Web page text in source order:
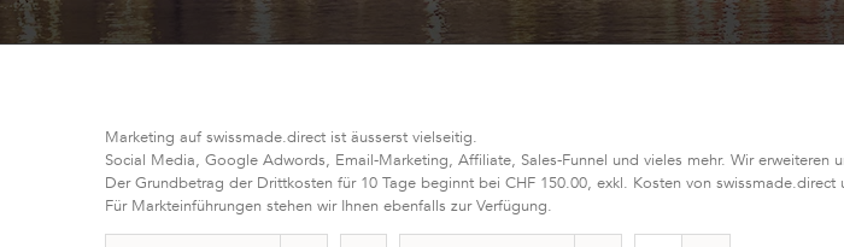
Marketing auf swissmade.direct ist äusserst vielseitig.
Social Media, Google Adwords, Email-Marketing, Affiliate, Sales-Funnel und vieles mehr. Wir erweiteren
Der Grundbetrag der Drittkosten für 10 Tage beginnt bei CHF 150.00, exkl. Kosten von swissmade.direct
Für Markteinführungen stehen wir Ihnen ebenfalls zur Verfügung.